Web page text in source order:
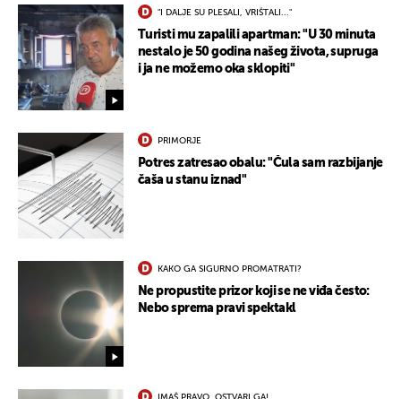
"I DALJE SU PLESALI, VRIŠTALI..."
Turisti mu zapalili apartman: "U 30 minuta
nestalo je 50 godina našeg života, supruga
i ja ne možemo oka sklopiti"
PRIMORJE
Potres zatresao obalu: "Čula sam razbijanje
čaša u stanu iznad"
KAKO GA SIGURNO PROMATRATI?
Ne propustite prizor koji se ne viđa često:
Nebo sprema pravi spektakl
IMAŠ PRAVO, OSTVARI GA!